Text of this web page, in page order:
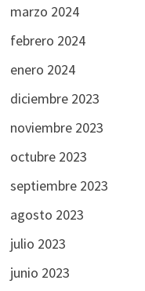
marzo 2024
febrero 2024
enero 2024
diciembre 2023
noviembre 2023
octubre 2023
septiembre 2023
agosto 2023
julio 2023
junio 2023